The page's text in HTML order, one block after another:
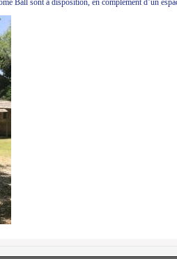
Ball sont à disposition, en complément d’un